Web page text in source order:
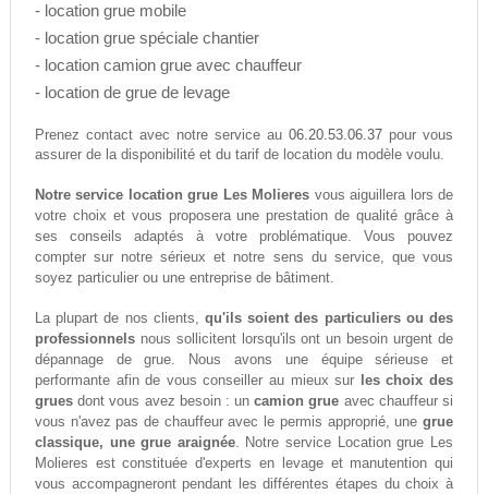
- location grue mobile
- location grue spéciale chantier
- location camion grue avec chauffeur
- location de grue de levage
Prenez contact avec notre service au06.20.53.06.37 pour vous
assurer de la disponibilité et du tarif de location du modèle voulu.
Notre service location grue Les Molieres vous aiguillera lors de
votre choix et vous proposera une prestation de qualité grâce à
ses conseils adaptés à votre problématique. Vous pouvez
compter sur notre sérieux et notre sens du service, que vous
soyez particulier ou une entreprise de bâtiment.
La plupart de nos clients, qu'ils soient des particuliers ou des
professionnelsnous sollicitent lorsqu'ils ont un besoin urgent de
dépannage de grue. Nous avons une équipe sérieuse et
performante afin de vous conseiller au mieux sur
les choix des
gruesdont vous avez besoin : uncamion grue avec chauffeur si
vous n'avez pas de chauffeur avec le permis approprié, unegrue
classique, une grue araignée. Notre service Location grue Les
Molieres est constituée d'experts en levage et manutention qui
vous accompagneront pendant les différentes étapes du choix à